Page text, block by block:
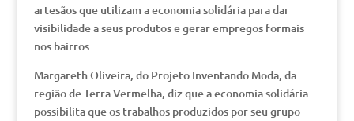
artesãos que utilizam a economia solidária para dar
visibilidade a seus produtos e gerar empregos formais
nos bairros.
Margareth Oliveira, do Projeto Inventando Moda, da
região de Terra Vermelha, diz que a economia solidária
possibilita que os trabalhos produzidos por seu grupo